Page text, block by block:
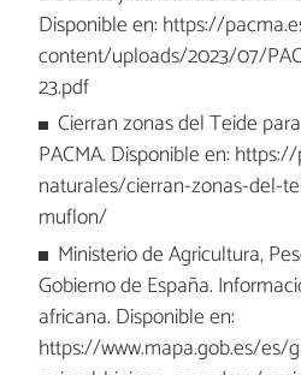
Disponible en: https://
content/uploads/2023/07/
23.pdf
Cierran zonas del Teide
PACMA. Disponible en:
naturales/cierran-zonas-del-
muflon/
Ministerio de Agricultura,
Gobierno de España.
africana. Disponible en:
https://www.mapa.gob.es/